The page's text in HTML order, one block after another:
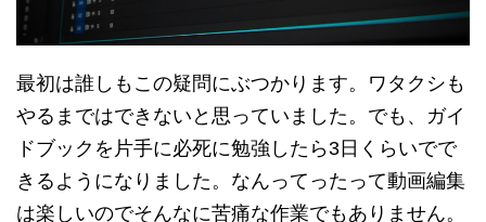
最初は誰しもこの疑問にぶつかります。ワタクシも
やるまではできないと思っていました。でも、ガイ
ドブックを片手に必死に勉強したら3日くらいでで
きるようになりました。なんってったって動画編集
は楽しいのでそんなに苦痛な作業でもありません。